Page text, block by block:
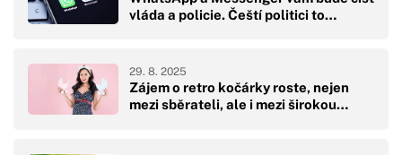
vláda a policie. Čeští politici to…
Zájem o retro kočárky roste, nejen
mezi sběrateli, ale i mezi širokou…
29. 8. 2025